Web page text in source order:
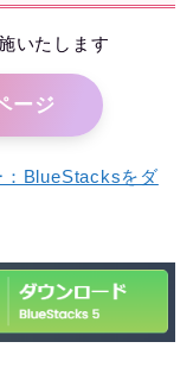
いたします
ージ
：BlueStacksをダ